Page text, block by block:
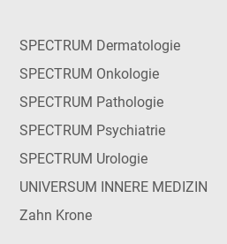
SPECTRUM Dermatologie
SPECTRUM Onkologie
SPECTRUM Pathologie
SPECTRUM Psychiatrie
SPECTRUM Urologie
UNIVERSUM INNERE MEDIZIN
Zahn Krone